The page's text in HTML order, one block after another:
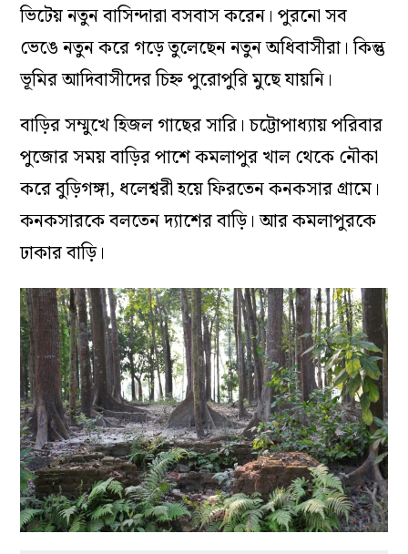
ভিটেয় নতুন বাসিন্দারা বসবাস করেন। পুরনো সব
ভেঙে নতুন করে গড়ে তুলেছেন নতুন অধিবাসীরা। কিন্তু
ভূমির আদিবাসীদের চিহ্ন পুরোপুরি মুছে যায়নি।
বাড়ির সম্মুখে হিজল গাছের সারি। চট্টোপাধ্যায় পরিবার
পুজোর সময় বাড়ির পাশে কমলাপুর খাল থেকে নৌকা
করে বুড়িগঙ্গা, ধলেশ্বরী হয়ে ফিরতেন কনকসার গ্রামে।
কনকসারকে বলতেন দ্যাশের বাড়ি। আর কমলাপুরকে
ঢাকার বাড়ি।